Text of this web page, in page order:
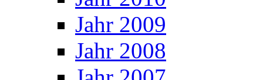
Jahr 2009
Jahr 2008